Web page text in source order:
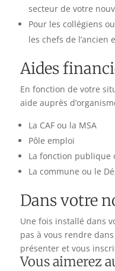
secteur de votre
Pour les collégiens
les chefs de
Aides
En fonction de votre
aide auprès
La CAF ou la MSA
Pôle emploi
La fonction publique
La commune ou le
Dans votre
Une fois installé dans
pas à vous rendre
présenter et vous
Vous aimerez